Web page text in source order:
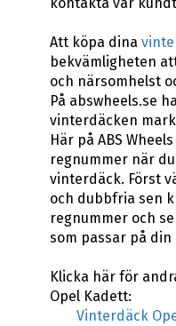
kontakta vår
Att köpa dina
bekvämligheten
och närsomhelst
På abswheels.se
vinterdäcken
Här på ABS
regnummer när
vinterdäck. Först
och dubbfria sen
regnummer och
som passar på din
Klicka här för
Opel Kadett:
Vinterdäck